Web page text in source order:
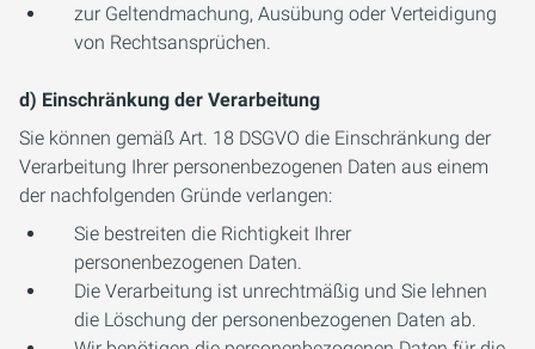
zur Geltendmachung, Ausübung oder Verteidigung
von Rechtsansprüchen.
d) Einschränkung der Verarbeitung
Sie können gemäß Art. 18 DSGVO die Einschränkung der
Verarbeitung Ihrer personenbezogenen Daten aus einem
der nachfolgenden Gründe verlangen:
Sie bestreiten die Richtigkeit Ihrer
personenbezogenen Daten.
Die Verarbeitung ist unrechtmäßig und Sie lehnen
die Löschung der personenbezogenen Daten ab.